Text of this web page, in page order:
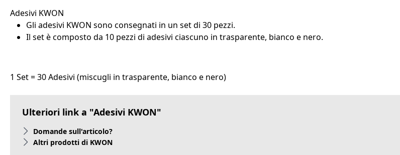
Adesivi KWON
Gli adesivi KWON sono consegnati in un set di 30 pezzi.
Il set è composto da 10 pezzi di adesivi ciascuno in trasparente, bianco e nero.
1 Set = 30 Adesivi (miscugli in trasparente, bianco e nero)
Ulteriori link a "Adesivi KWON"
Domande sull'articolo?
Altri prodotti di KWON